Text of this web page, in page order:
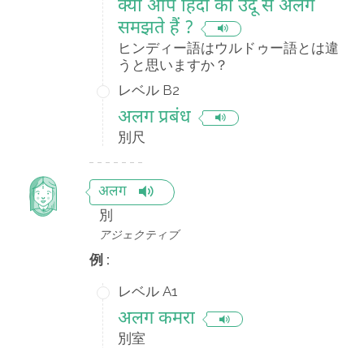
क्या आप हिंदी को उर्दू से अलग
समझते हैं ?
ヒンディー語はウルドゥー語とは違
うと思いますか？
レベル B2
अलग प्रबंध
別尺
अलग
別
アジェクティブ
例 :
レベル A1
अलग कमरा
別室